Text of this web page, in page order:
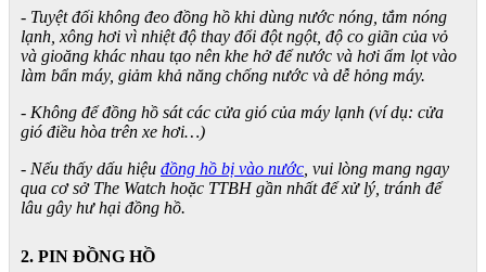
- Tuyệt đối không đeo đồng hồ khi dùng nước nóng, tắm nóng
lạnh, xông hơi vì nhiệt độ thay đổi đột ngột, độ co giãn của vỏ
và gioăng khác nhau tạo nên khe hở để nước và hơi ẩm lọt vào
làm bẩn máy, giảm khả năng chống nước và dễ hỏng máy.
- Không để đồng hồ sát các cửa gió của máy lạnh (ví dụ: cửa
gió điều hòa trên xe hơi…)
- Nếu thấy dấu hiệu đồng hồ bị vào nước , vui lòng mang ngay
qua cơ sở The Watch hoặc TTBH gần nhất để xử lý, tránh để
lâu gây hư hại đồng hồ.
2. PIN ĐỒNG HỒ